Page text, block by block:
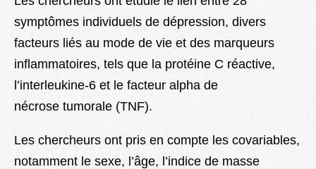
symptômes individuels de dépression, divers
facteurs liés au mode de vie et des marqueurs
inflammatoires, tels que la protéine C réactive,
l’interleukine-6 ​​et le facteur alpha de
nécrose tumorale (TNF).
Les chercheurs ont pris en compte les covariables,
notamment le sexe, l’âge, l’indice de masse